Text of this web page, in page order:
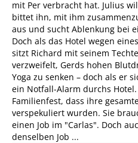
mit Per verbracht hat. Julius
bittet ihn, mit ihm
aus und sucht Ablenkung bei
Doch als das Hotel wegen
sitzt Richard mit seinem
verzweifelt, Gerds hohen
Yoga zu senken – doch als er
ein Notfall-Alarm durchs
Familienfest, dass ihre
verspekuliert wurden. Sie
einen Job im "Carlas". Doch
denselben Job ...